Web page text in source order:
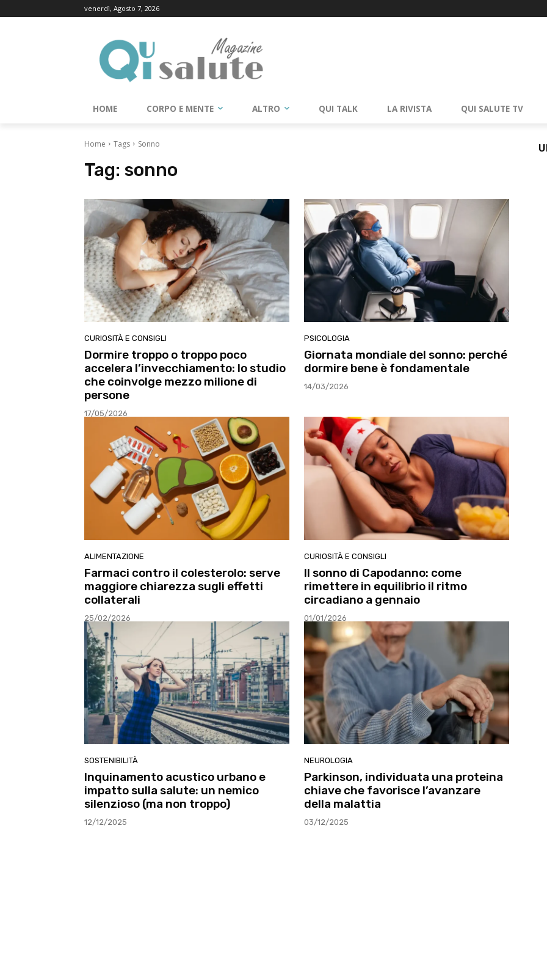
venerdì, Agosto 7, 2026
HOME CORPO E MENTE ALTRO QUI TALK LA RIVISTA QUI SALUTE TV
Home Tags Sonno
Tag: sonno
CURIOSITÀ E CONSIGLI
Dormire troppo o troppo poco
accelera l’invecchiamento: lo studio
che coinvolge mezzo milione di
persone
17/05/2026
PSICOLOGIA
Giornata mondiale del sonno: perché
dormire bene è fondamentale
14/03/2026
ALIMENTAZIONE
Farmaci contro il colesterolo: serve
maggiore chiarezza sugli effetti
collaterali
25/02/2026
CURIOSITÀ E CONSIGLI
Il sonno di Capodanno: come
rimettere in equilibrio il ritmo
circadiano a gennaio
01/01/2026
SOSTENIBILITÀ
Inquinamento acustico urbano e
impatto sulla salute: un nemico
silenzioso (ma non troppo)
12/12/2025
NEUROLOGIA
Parkinson, individuata una proteina
chiave che favorisce l’avanzare
della malattia
03/12/2025